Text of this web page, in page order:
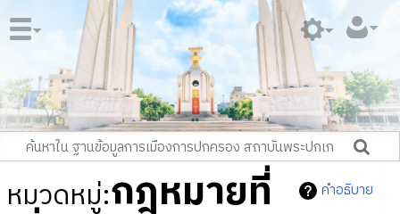
คำอธิบาย
หมวดหมู่:กฎหมายที่